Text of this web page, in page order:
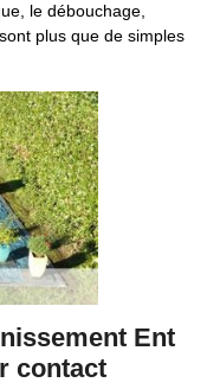
le débouchage,
plus que de simples
Ent
contact